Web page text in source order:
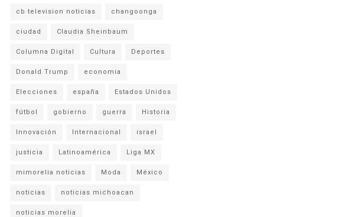
cb television noticias changoonga
ciudad Claudia Sheinbaum
Columna Digital Cultura Deportes
Donald Trump economia
Elecciones españa Estados Unidos
fútbol gobierno guerra Historia
Innovación Internacional israel
justicia Latinoamérica Liga MX
mimorelia noticias Moda México
noticias noticias michoacan
noticias morelia